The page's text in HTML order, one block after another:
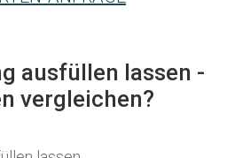
ausfüllen lassen -
vergleichen?